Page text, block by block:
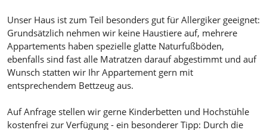
Unser Haus ist zum Teil besonders gut für Allergiker geeignet:
Grundsätzlich nehmen wir keine Haustiere auf, mehrere
Appartements haben spezielle glatte Naturfußböden,
ebenfalls sind fast alle Matratzen darauf abgestimmt und auf
Wunsch statten wir Ihr Appartement gern mit
entsprechendem Bettzeug aus.
Auf Anfrage stellen wir gerne Kinderbetten und Hochstühle
kostenfrei zur Verfügung - ein besonderer Tipp: Durch die